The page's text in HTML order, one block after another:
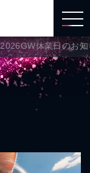
2026GW休業日のお